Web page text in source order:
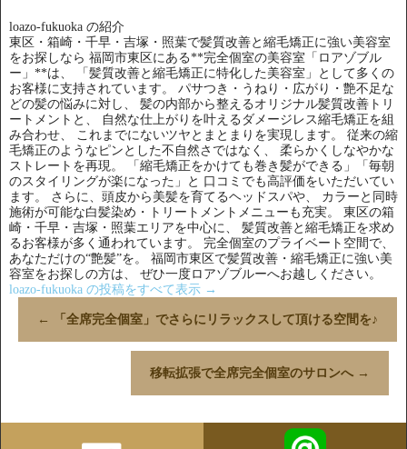
loazo-fukuoka の紹介
東区・箱崎・千早・吉塚・照葉で髪質改善と縮毛矯正に強い美容室
をお探しなら 福岡市東区にある**完全個室の美容室「ロアゾブル
ー」**は、 「髪質改善と縮毛矯正に特化した美容室」として多くの
お客様に支持されています。 パサつき・うねり・広がり・艶不足な
どの髪の悩みに対し、 髪の内部から整えるオリジナル髪質改善トリ
ートメントと、 自然な仕上がりを叶えるダメージレス縮毛矯正を組
み合わせ、 これまでにないツヤとまとまりを実現します。 従来の縮
毛矯正のようなピンとした不自然さではなく、 柔らかくしなやかな
ストレートを再現。 「縮毛矯正をかけても巻き髪ができる」「毎朝
のスタイリングが楽になった」と 口コミでも高評価をいただいてい
ます。 さらに、頭皮から美髪を育てるヘッドスパや、 カラーと同時
施術が可能な白髪染め・トリートメントメニューも充実。 東区の箱
崎・千早・吉塚・照葉エリアを中心に、 髪質改善と縮毛矯正を求め
るお客様が多く通われています。 完全個室のプライベート空間で、
あなただけの“艶髪”を。 福岡市東区で髪質改善・縮毛矯正に強い美
容室をお探しの方は、 ぜひ一度ロアゾブルーへお越しください。
loazo-fukuoka の投稿をすべて表示 →
← 「全席完全個室」でさらにリラックスして頂ける空間を♪
移転拡張で全席完全個室のサロンへ →